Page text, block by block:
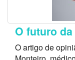
O futuro
O artigo de